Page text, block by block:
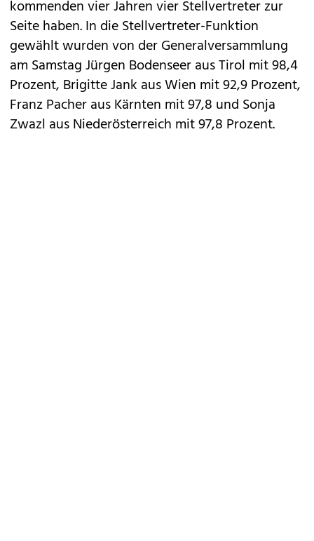
kommenden vier Jahren vier Stellvertreter zur
Seite haben. In die Stellvertreter-Funktion
gewählt wurden von der Generalversammlung
am Samstag Jürgen Bodenseer aus Tirol mit 98,4
Prozent, Brigitte Jank aus Wien mit 92,9 Prozent,
Franz Pacher aus Kärnten mit 97,8 und Sonja
Zwazl aus Niederösterreich mit 97,8 Prozent.